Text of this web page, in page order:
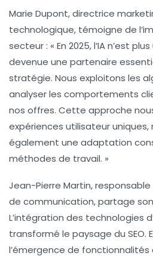
Marie Dupont, directrice
technologique, témoigne de
secteur : « En 2025, l’IA n’est
devenue une partenaire
stratégie. Nous exploitons les
analyser les comportements
nos offres. Cette approche
expériences utilisateuruniques,
également une adaptation
méthodes de travail. »
Jean-Pierre Martin, responsable
de communication, partage
L’intégration des technologies
transformé le paysage du SEO.
l’émergence de fonctionnalités